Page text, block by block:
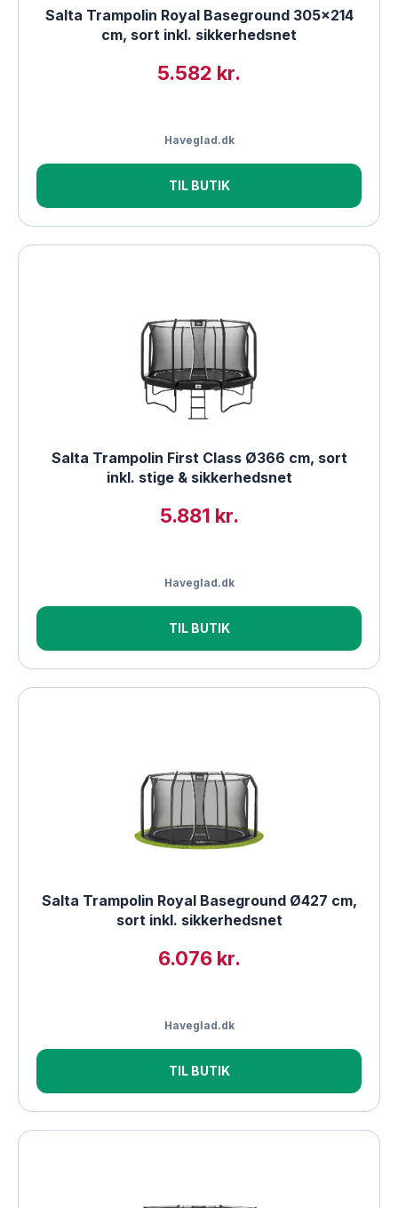
Salta Trampolin Royal Baseground 305×214
cm, sort inkl. sikkerhedsnet
5.582 kr.
Haveglad.dk
TIL BUTIK
Salta Trampolin First Class Ø366 cm, sort
inkl. stige & sikkerhedsnet
5.881 kr.
Haveglad.dk
TIL BUTIK
Salta Trampolin Royal Baseground Ø427 cm,
sort inkl. sikkerhedsnet
6.076 kr.
Haveglad.dk
TIL BUTIK